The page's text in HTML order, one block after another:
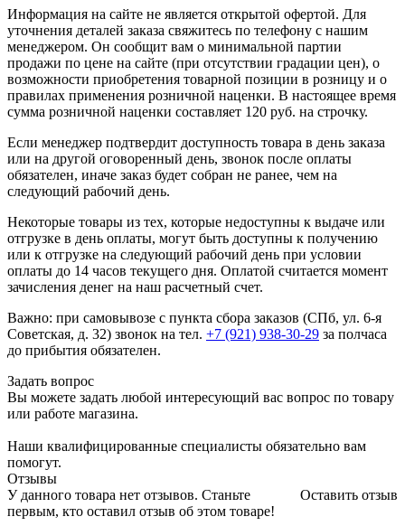
Информация на сайте не является открытой офертой. Для
уточнения деталей заказа свяжитесь по телефону с нашим
менеджером. Он сообщит вам о минимальной партии
продажи по цене на сайте (при отсутствии градации цен), о
возможности приобретения товарной позиции в розницу и о
правилах применения розничной наценки. В настоящее время
сумма розничной наценки составляет 120 руб. на строчку.
Если менеджер подтвердит доступность товара в день заказа
или на другой оговоренный день, звонок после оплаты
обязателен, иначе заказ будет собран не ранее, чем на
следующий рабочий день.
Некоторые товары из тех, которые недоступны к выдаче или
отгрузке в день оплаты, могут быть доступны к получению
или к отгрузке на следующий рабочий день при условии
оплаты до 14 часов текущего дня. Оплатой считается момент
зачисления денег на наш расчетный счет.
Важно: при самовывозе с пункта сборa заказов (СПб, ул. 6-я
Советская, д. 32) звонок на тел. +7 (921) 938-30-29 за полчаса
до прибытия обязателен.
Задать вопрос
Вы можете задать любой интересующий вас вопрос по товару
или работе магазина.
Наши квалифицированные специалисты обязательно вам
помогут.
Отзывы
Оставить отзыв
У данного товара нет отзывов. Станьте
первым, кто оставил отзыв об этом товаре!